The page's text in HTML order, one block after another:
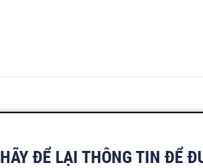
HÃY ĐỂ LẠI THÔNG TIN ĐỂ